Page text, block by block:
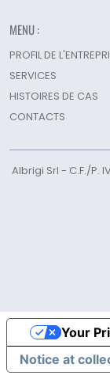
MENU :
PROFIL DE
SERVICES
HISTOIRES DE CAS
CONTACTS
Albrigi Srl - C.F./P.
Notice at
Your